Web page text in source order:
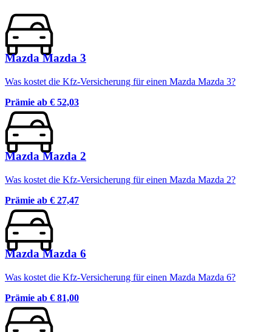
Mazda Mazda 3
Was kostet die Kfz-Versicherung für einen Mazda Mazda 3?
Prämie ab € 52,03
Mazda Mazda 2
Was kostet die Kfz-Versicherung für einen Mazda Mazda 2?
Prämie ab € 27,47
Mazda Mazda 6
Was kostet die Kfz-Versicherung für einen Mazda Mazda 6?
Prämie ab € 81,00